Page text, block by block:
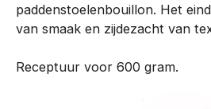
paddenstoelenbouillon. Het
van smaak en zijdezacht van
Receptuur voor 600 gram.